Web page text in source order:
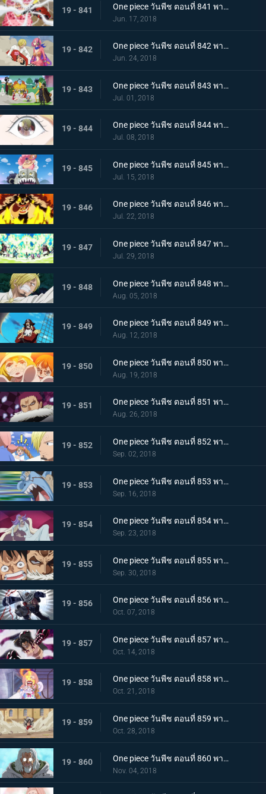
19 - 841 One piece วันพีช ตอนที่ 841 พากย์ไทย หนีจากปาร์ตี้น้ำชา! ลูฟี่ ปะทะ บิ๊กมัม!
Jun. 17, 2018
19 - 842 One piece วันพีช ตอนที่ 842 พากย์ไทย เริ่มบทลงโทษ อวสานลูฟี่และพวกพ้อง!
Jun. 24, 2018
19 - 843 One piece วันพีช ตอนที่ 843 พากย์ไทย ปราสาทพังทลาย พวกลูฟี่เปิดฉากการหนีอีกครั้ง!
Jul. 01, 2018
19 - 844 One piece วันพีช ตอนที่ 844 พากย์ไทย หอกแห่งเอลบัฟ! การโจมตีจากบนฟ้าของบิ๊กมัม!
Jul. 08, 2018
19 - 845 One piece วันพีช ตอนที่ 845 พากย์ไทย การตัดสินใจของพุดดิ้ง! ป่าล่อลวง! ที่อยู่ในกองเพลิง
Jul. 15, 2018
19 - 846 One piece วันพีช ตอนที่ 846 พากย์ไทย สายฟ้าโต้กลับ! นามิและเมฆสายฟ้าซุส!
Jul. 22, 2018
19 - 847 One piece วันพีช ตอนที่ 847 พากย์ไทย เจอกันอีกครั้งโดยบังเอิญ! ซันจิและพุดดิ้งชั่วร้ายที่กำลังตกหลุมรัก!
Jul. 29, 2018
19 - 848 One piece วันพีช ตอนที่ 848 พากย์ไทย ปกป้องซันนี่! การต่อสู้อย่างสุดกำลัง! ช็อปเปอร์และบรู๊ค!
Aug. 05, 2018
19 - 849 One piece วันพีช ตอนที่ 849 พากย์ไทย ก่อนจะย่ำรุ่ง! หัวหน้ากลุ่มผู้พิทักษ์ เปโดร
Aug. 12, 2018
19 - 850 One piece วันพีช ตอนที่ 850 พากย์ไทย ต้องกลับไปแน่นอน การออกเรือโดยมีชีวิตเป็นเดิมพันของลูฟี่!
Aug. 19, 2018
19 - 851 One piece วันพีช ตอนที่ 851 พากย์ไทย ชายผู้มีค่าหัวพันล้าน! 1 ใน 3 ขุนพลสุดแกร่ง คาตาคุริ
Aug. 26, 2018
19 - 852 One piece วันพีช ตอนที่ 852 พากย์ไทย เปิดฉากศึกอันดุเดือด ลูฟี่ ปะทะ คาตาคุริ
Sep. 02, 2018
19 - 853 One piece วันพีช ตอนที่ 853 พากย์ไทย กรีนรูม! นายท้ายเรือไร้พ่าย จินเบ!
Sep. 16, 2018
19 - 854 One piece วันพีช ตอนที่ 854 พากย์ไทย การคุกคามของตัวตุ่น ความนิ่ง และการต่อสู้ของลูฟี่
Sep. 23, 2018
19 - 855 One piece วันพีช ตอนที่ 855 พากย์ไทย ศึกตัดสินที่เดิมพันด้วยชีวิต คาตาคุริเริ่มเกรี้ยวกราด!
Sep. 30, 2018
19 - 856 One piece วันพีช ตอนที่ 856 พากย์ไทย ความลับต้องห้าม! เมริเอนด้าของคาตาคุริ!
Oct. 07, 2018
19 - 857 One piece วันพีช ตอนที่ 857 พากย์ไทย การโต้กลับของลูฟี่! จุดอ่อนของคาตาคุริผู้ไร้เทียมทาน
Oct. 14, 2018
19 - 858 One piece วันพีช ตอนที่ 858 พากย์ไทย เข้าตาจนอีกครั้ง! เกียร์ 4 vs โดนัทไร้เทียมทาน!
Oct. 21, 2018
19 - 859 One piece วันพีช ตอนที่ 859 พากย์ไทย ชิฟฟ่อน! ผู้ต่อต้าน แผนการยิ่งใหญ่ในการลำเลียงเค้กของซันจิ
Oct. 28, 2018
19 - 860 One piece วันพีช ตอนที่ 860 พากย์ไทย วิถีลูกผู้ชาย! การตัดสินใจของกัปตันเบจและลูฟี่
Nov. 04, 2018